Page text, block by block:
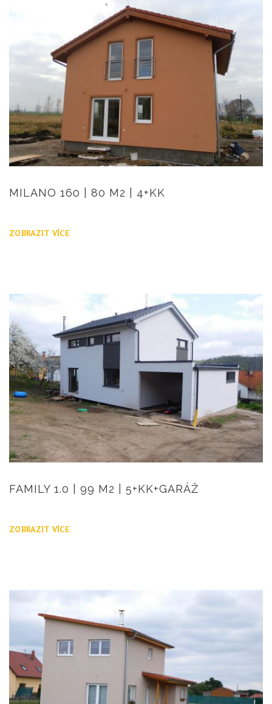
MILANO 160 | 80 M2 | 4+KK
ZOBRAZIT VÍCE
FAMILY 1.0 | 99 M2 | 5+KK+GARÁŽ
ZOBRAZIT VÍCE